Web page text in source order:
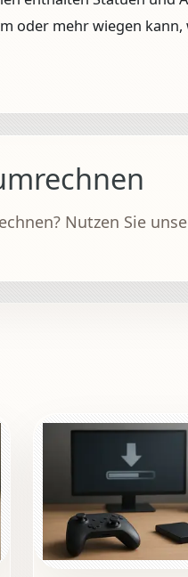
oder mehr wiegen
Nutzen Sie